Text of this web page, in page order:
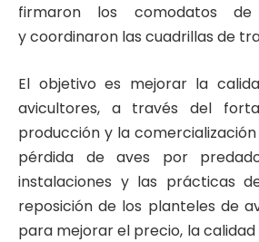
firmaron los comodatos
y coordinaron las cuadrillas de
El objetivo es mejorar la
avicultores, a través del
producción y la
pérdida de aves por
instalaciones y las prácticas
reposición de los planteles de
para mejorar el precio, la calidad